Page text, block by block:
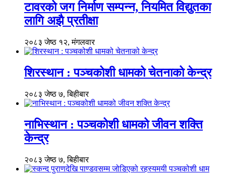
टावरको जग निर्माण सम्पन्न, नियमित विद्युतका
लागि अझै प्रतीक्षा
२०८३ जेष्ठ १२, मंगलवार
शिरस्थान : पञ्चकोशी धामको चेतनाको केन्द्र
२०८३ जेष्ठ ७, बिहीबार
नाभिस्थान : पञ्चकोशी धामको जीवन शक्ति
केन्द्र
२०८३ जेष्ठ ७, बिहीबार